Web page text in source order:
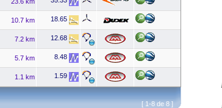
10.7 km 18.65
7.2 km 12.68
5.7 km 8.48
1.1 km 1.59
[ 1-8 de 8 ]